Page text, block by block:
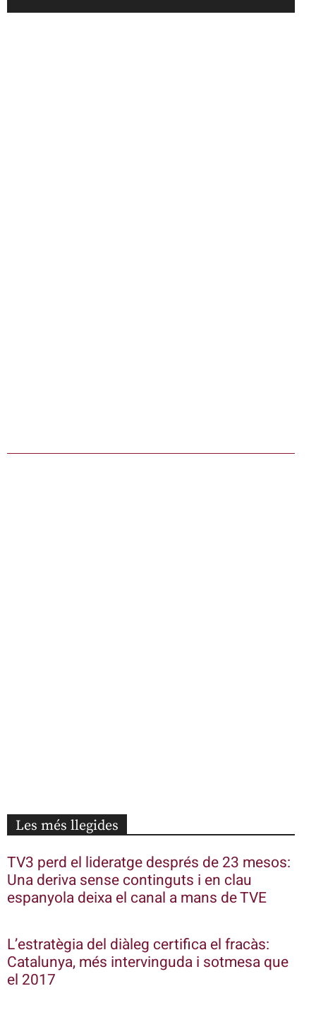
Les més llegides
TV3 perd el lideratge després de 23 mesos:
Una deriva sense continguts i en clau
espanyola deixa el canal a mans de TVE
L’estratègia del diàleg certifica el fracàs:
Catalunya, més intervinguda i sotmesa que
el 2017